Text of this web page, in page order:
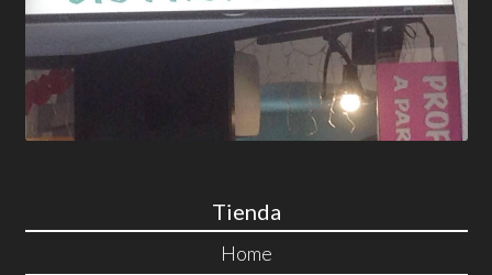
Tienda
Home